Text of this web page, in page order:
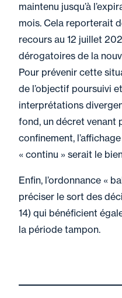
maintenu jusqu’à
mois. Cela reporterait
recours au 12 juillet
dérogatoires de la
Pour prévenir cette
de l’objectif poursuivi
interprétations
fond, un décret venant
confinement,
« continu » serait le
Enfin, l’ordonnance «
préciser le sort des
14) qui bénéficient
la période tampon.